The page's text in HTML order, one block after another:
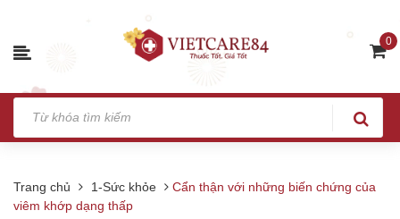
0
Trang chủ 1-Sức khỏe
Cẩn thận với những biến chứng của
viêm khớp dạng thấp